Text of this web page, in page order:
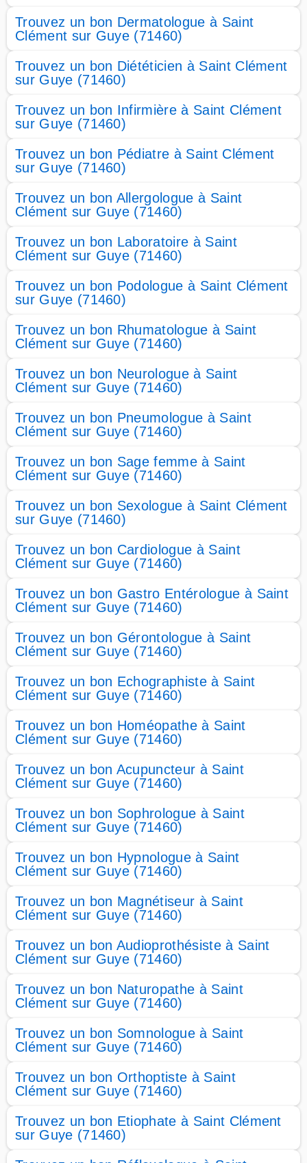
Trouvez un bon Dermatologue à Saint
Clément sur Guye (71460)
Trouvez un bon Diététicien à Saint Clément
sur Guye (71460)
Trouvez un bon Infirmière à Saint Clément
sur Guye (71460)
Trouvez un bon Pédiatre à Saint Clément
sur Guye (71460)
Trouvez un bon Allergologue à Saint
Clément sur Guye (71460)
Trouvez un bon Laboratoire à Saint
Clément sur Guye (71460)
Trouvez un bon Podologue à Saint Clément
sur Guye (71460)
Trouvez un bon Rhumatologue à Saint
Clément sur Guye (71460)
Trouvez un bon Neurologue à Saint
Clément sur Guye (71460)
Trouvez un bon Pneumologue à Saint
Clément sur Guye (71460)
Trouvez un bon Sage femme à Saint
Clément sur Guye (71460)
Trouvez un bon Sexologue à Saint Clément
sur Guye (71460)
Trouvez un bon Cardiologue à Saint
Clément sur Guye (71460)
Trouvez un bon Gastro Entérologue à Saint
Clément sur Guye (71460)
Trouvez un bon Gérontologue à Saint
Clément sur Guye (71460)
Trouvez un bon Echographiste à Saint
Clément sur Guye (71460)
Trouvez un bon Homéopathe à Saint
Clément sur Guye (71460)
Trouvez un bon Acupuncteur à Saint
Clément sur Guye (71460)
Trouvez un bon Sophrologue à Saint
Clément sur Guye (71460)
Trouvez un bon Hypnologue à Saint
Clément sur Guye (71460)
Trouvez un bon Magnétiseur à Saint
Clément sur Guye (71460)
Trouvez un bon Audioprothésiste à Saint
Clément sur Guye (71460)
Trouvez un bon Naturopathe à Saint
Clément sur Guye (71460)
Trouvez un bon Somnologue à Saint
Clément sur Guye (71460)
Trouvez un bon Orthoptiste à Saint
Clément sur Guye (71460)
Trouvez un bon Etiophate à Saint Clément
sur Guye (71460)